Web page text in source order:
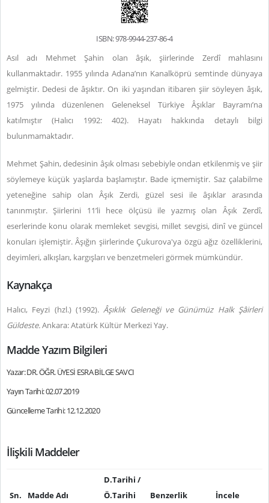
ISBN: 978-9944-237-86-4
Asıl adı Mehmet Şahin olan âşık, şiirlerinde Zerdî mahlasını
kullanmaktadır. 1955 yılında Adana’nın Kanalköprü semtinde dünyaya
gelmiştir. Dedesi de âşıktır. On iki yaşından itibaren şiir söyleyen âşık,
1975 yılında düzenlenen Geleneksel Türkiye Âşıklar Bayramı’na
katılmıştır (Halıcı 1992: 402). Hayatı hakkında detaylı bilgi
bulunmamaktadır.
Mehmet Şahin, dedesinin âşık olması sebebiyle ondan etkilenmiş ve şiir
söylemeye küçük yaşlarda başlamıştır. Bade içmemiştir. Saz çalabilme
yeteneğine sahip olan Âşık Zerdi, güzel sesi ile âşıklar arasında
tanınmıştır. Şiirlerini 11’li hece ölçüsü ile yazmış olan Âşık Zerdî,
eserlerinde konu olarak memleket sevgisi, millet sevgisi, dinî ve güncel
konuları işlemiştir. Âşığın şiirlerinde Çukurova'ya özgü ağız özelliklerini,
deyimleri, alkışları, kargışları ve benzetmeleri görmek mümkündür.
Kaynakça
Halıcı, Feyzi (hzl.) (1992).Âşıklık Geleneği ve Günümüz Halk Şâirleri
Güldeste.Ankara: Atatürk Kültür Merkezi Yay.
Madde Yazım Bilgileri
Yazar: DR. ÖĞR. ÜYESİ ESRA BİLGE SAVCI
Yayın Tarihi: 02.07.2019
Güncelleme Tarihi: 12.12.2020
İlişkili Maddeler
Sn. Madde Adı
D.Tarihi /
Ö.Tarihi
Benzerlik
İncele